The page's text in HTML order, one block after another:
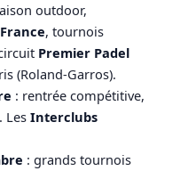
outdoor,
, tournois
Premier Padel
(Roland-Garros).
: rentrée compétitive,
Les Interclubs
: grands tournois